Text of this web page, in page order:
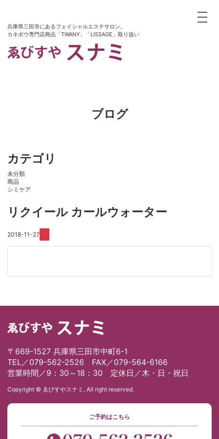
兵庫県三田市にあるフェイシャルエステサロン。
カネボウ専門店商品「TWANY」「LISSAGE」取り扱い
ブログ
カテゴリ
未分類
商品
シミケア
リクイール カールウォーター
2018-11-27
〒669-1527 兵庫県三田市中町6-1
TEL／079-562-2526 FAX／079-564-6166
営業時間／9：30～18：30 定休日／木・日・祝日
Copyright © ゑびすやスナミ, All right reserved.
ご予約はこちら